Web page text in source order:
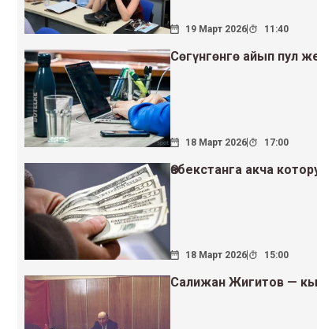
19 Март 2026 11:40
Сөгүнгөнгө айып пул
18 Март 2026 17:00
Өзбекстанга акча
18 Март 2026 15:00
Салижан Жигитов —